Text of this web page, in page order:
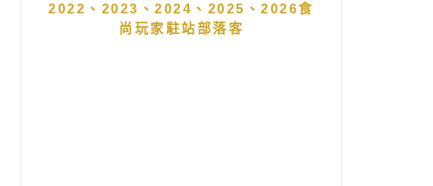
2022、2023、2024、2025、2026食
尚玩家駐站部落客